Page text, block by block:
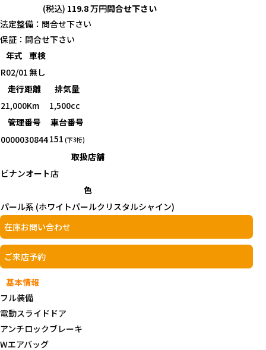
(税込) 119.8万円問合せ下さい
法定整備：問合せ下さい
保証：問合せ下さい
年式 車検
R02/01 無し
走行距離
排気量
21,000Km
1,500cc
管理番号
車台番号
0000030844151 (下3桁)
取扱店舗
ビナンオート店
色
パール系 (ホワイトパールクリスタルシャイン)
在庫お問い合わせ
ご来店予約
基本情報
フル装備
電動スライドドア
アンチロックブレーキ
Wエアバッグ